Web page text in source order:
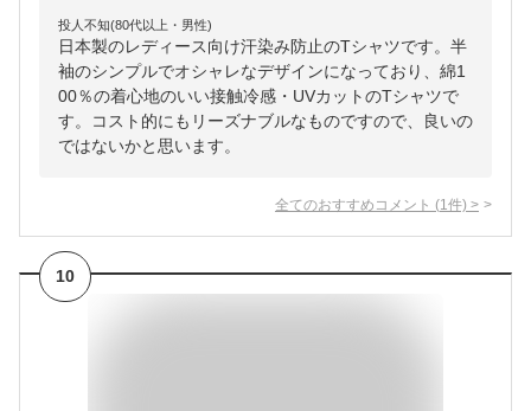
投人不知(80代以上・男性)
日本製のレディース向け汗染み防止のTシャツです。半
袖のシンプルでオシャレなデザインになっており、綿1
00％の着心地のいい接触冷感・UVカットのTシャツで
す。コスト的にもリーズナブルなものですので、良いの
ではないかと思います。
全てのおすすめコメント (1 件) >
10